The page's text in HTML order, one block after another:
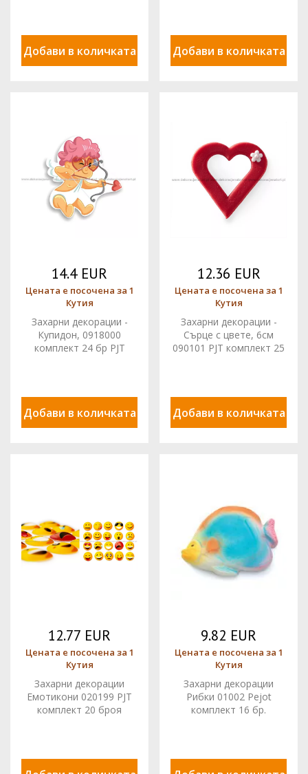
Добави в количката Добави в количката
14.4 EUR
Цената е посочена за 1
Кутия
Захарни декорации -
Купидон, 0918000
комплект 24 бр PJT
Добави в количката
12.36 EUR
Цената е посочена за 1
Кутия
Захарни декорации -
Сърце с цвете, 6см
090101 PJT комплект 25
Добави в количката
12.77 EUR
Цената е посочена за 1
Кутия
Захарни декорации
Емотикони 020199 PJT
комплект 20 броя
9.82 EUR
Цената е посочена за 1
Кутия
Захарни декорации
Рибки 01002 Pejot
комплект 16 бр.